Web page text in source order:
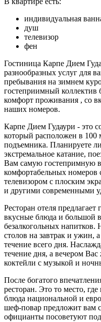
индивидуальная
душ
телевизор
фен
Гостиница Карпе Дием
разнообразных услуг для
пребывания на зимнем
гостеприимный коллектив
комфорт проживания , со
наших номеров.
Карпе Дием Гудаури - это
который расположен в 100
подъемника. Планируете
экстремальное катание,
Вам самую гостепримную
комфортабельных
телевизором с плоским
и другими современными
Ресторан отеля предлагает
вкусные блюда и большой
безалкогольных
столов на завтрак и ужин,
течение всего дня.
течение дня, а вечером
коктейли с музыкой и
После богатого
ресторан. Это то место,
блюда национальной и
шеф-повар предложит вам
официанты посоветуют